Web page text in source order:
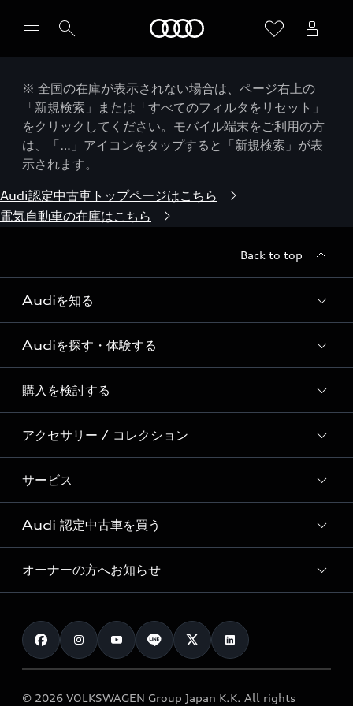
※ 全国の在庫が表示されない場合は、ページ右上の
「新規検索」または「すべてのフィルタをリセット」
をクリックしてください。モバイル端末をご利用の方
は、「…」アイコンをタップすると「新規検索」が表
示されます。
Audi認定中古車トップページはこちら
電気自動車の在庫はこちら
Back to top
Audiを知る
Audi ブランド
Story of Progress
Audi Sport
Formula 1®
デジタルサービス
Audiを探す・体験する
ディーラー検索
新車在庫検索
試乗車・展示車検索
見積り依頼
試乗予約
購入を検討する
モデル一覧
特別仕様モデル / 限定モデル
e-tronラインアップ
価格シミュレーション
車両比較
カタログ一覧
アクセサリー / コレクション
純正アクセサリー
オンラインショップ
Audi collection
アウディナビアプリ
サービス
サービス入庫予約
サービスプログラム
メンテナンス
車検 / 定期点検
e-tronアフターサポート
Audi 認定中古車を買う
Audi認定中古車
クオリティ
保証
メンテナンス
オーナーの方へお知らせ
お知らせ
オーナー様向けキャンペーン
© 2026 VOLKSWAGEN Group Japan K.K. All rights